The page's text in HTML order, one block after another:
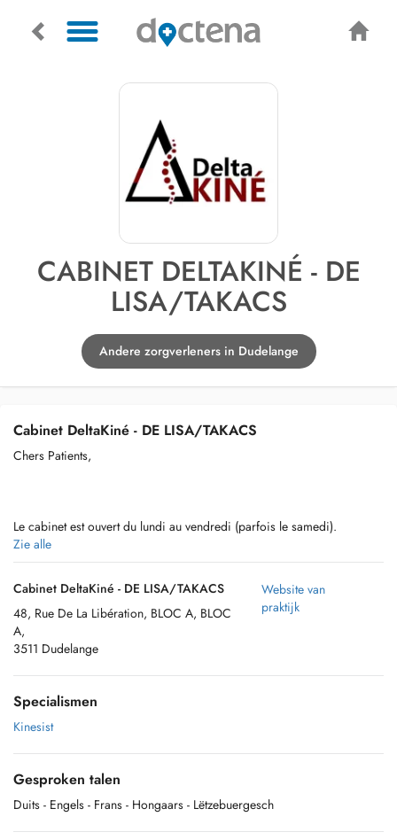
CABINET DELTAKINÉ - DE
LISA/TAKACS
Andere zorgverleners in Dudelange
Cabinet DeltaKiné - DE LISA/TAKACS
Chers Patients,
Le cabinet est ouvert du lundi au vendredi (parfois le samedi).
Les prises en charge s'effectuent au cabinet, sur rendez-vous, pendant
une durée d'environ 30 minutes.
Veuillez prendre avec vous, lors de la première séance, tous les
Tout rendez-vous non annulé 24h à l'avance sera facturé et non-
opposable à la CNS.
En vous remerciant de votre compréhension et en se tenant à votre
disposition pour toute information complémentaire,
Zie alle
Cabinet DeltaKiné - DE LISA/TAKACS
48, Rue De La Libération, BLOC A, BLOC
A,
3511 Dudelange
Website van
praktijk
Specialismen
Kinesist
Gesproken talen
Duits - Engels - Frans - Hongaars - Lëtzebuergesch